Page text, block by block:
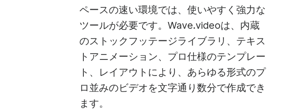
ペースの速い環境では、使いやすく強力な
ツールが必要です。Wave.videoは、内蔵
のストックフッテージライブラリ、テキス
トアニメーション、プロ仕様のテンプレー
ト、レイアウトにより、あらゆる形式のプ
ロ並みのビデオを文字通り数分で作成でき
ます。